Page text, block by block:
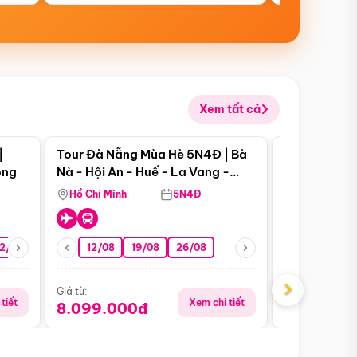
Xem tất cả
08 26/08 05/09 09/09 12/09
tiết
Điểm nổi bật
Tour Đà Nẵng Mùa Hè 5N4Đ | Bà
Nà - Hội An - Huế - La Vang -
Động Thiên Đường
Hồ Chí Minh 5N4Đ
12/08 19/08 26/08
Giá từ:
8.099.000đ Xem chi tiết
Giá từ:
›